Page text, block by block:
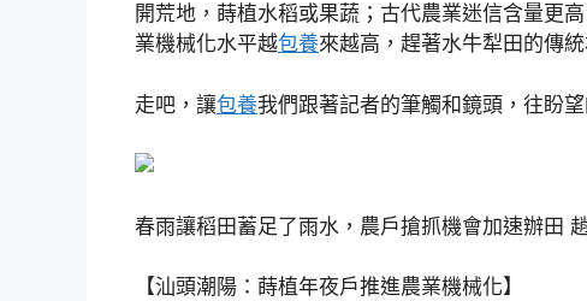
開荒地，蒔植水稻或果蔬；古代農業迷信含量更
業機械化水平越包養來越高，趕著水牛犁田的傳
走吧，讓包養我們跟著記者的筆觸和鏡頭，往盼
春雨讓稻田蓄足了雨水，農戶搶抓機會加速辦田
【汕頭潮陽：蒔植年夜戶推進農業機械化】